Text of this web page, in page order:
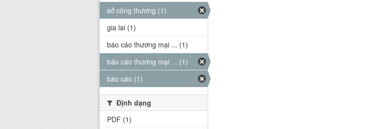
sở công thương (1)
gia lai (1)
báo cáo thương mại ... (1)
báo cáo thương mại ... (1)
báo cáo (1)
Định dạng
PDF (1)